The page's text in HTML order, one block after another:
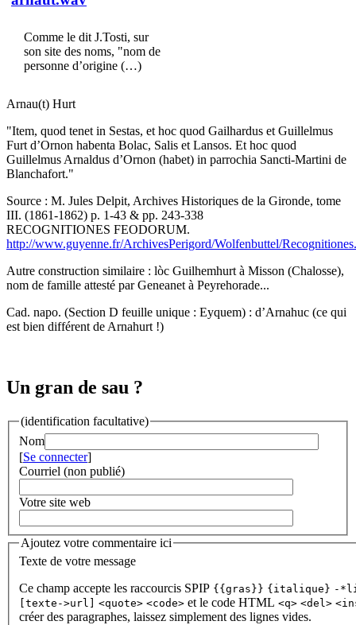
Comme le dit J.Tosti, sur
son site des noms, "nom de
personne d’origine (…)
Arnau(t) Hurt
"Item, quod tenet in Sestas, et hoc quod Gailhardus et Guillelmus
Furt d’Ornon habenta Bolac, Salis et Lansos. Et hoc quod
Guillelmus Arnaldus d’Ornon (habet) in parrochia Sancti-Martini de
Blanchafort."
Source : M. Jules Delpit, Archives Historiques de la Gironde, tome
III. (1861-1862) p. 1-43 & pp. 243-338
RECOGNITIONES FEODORUM.
http://www.guyenne.fr/ArchivesPerigord/Wolfenbuttel/
Autre construction similaire : lòc Guilhemhurt à Misson (Chalosse),
nom de famille attesté par Geneanet à Peyrehorade...
Cad. napo. (Section D feuille unique : Eyquem) : d’Arnahuc (ce qui
est bien différent de Arnahurt !)
Un gran de sau ?
(identification facultative)
Nom
[Se connecter]
Courriel (non publié)
Votre site web
Ajoutez votre commentaire ici
Texte de votre message
Ce champ accepte les raccourcis SPIP {{gras}} {italique} -
[texte->url]
<quote> <code> et le code HTML <q> <del>
créer des paragraphes, laissez simplement des lignes vides.